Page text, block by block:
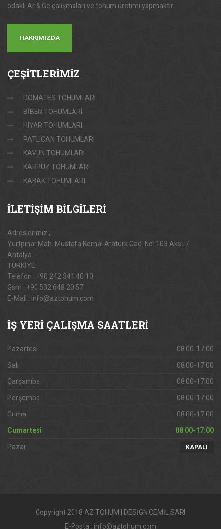
odaklı Ar & Ge çalışmaları ve tohum üretimi yapmaktır.
HAKKIMIZDA
ÇEŞİTLERİMİZ
DOMATES TOHUMLARI
BİBER TOHUMLARI
HIYAR TOHUMLARI
PATLICAN TOHUMLARI
KAVUN TOHUMLARI
KARPUZ TOHUMLARI
KABAK TOHUMLARI
İLETİŞİM BİLGİLERİ
Adreslerimiz ;
Yurtpınar Mah. Mustafa Kemal Atatürk Cad. No: 103 Aksu /
Antalya
TÜRKİYE
Telefon : +90 242 341 40 10
Gsm : +90 532 648 20 57
E-Mail : info@aztohum.com
İŞ YERİ ÇALIŞMA SAATLERİ
Pazartesi 08:00-17:00
Salı 08:00-17:00
Çarşamba 08:00-17:00
Perşembe 08:00-17:00
Cuma 08:00-17:00
Cumartesi 08:00-17:00
Pazar KAPALI
Copyright 2018 AZ TOHUM | DESİGN CEMİL SARI
E-Posta : info@aztohum.com